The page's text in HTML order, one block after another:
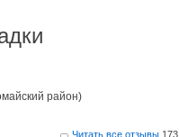
район)
Читать все отзывы 173